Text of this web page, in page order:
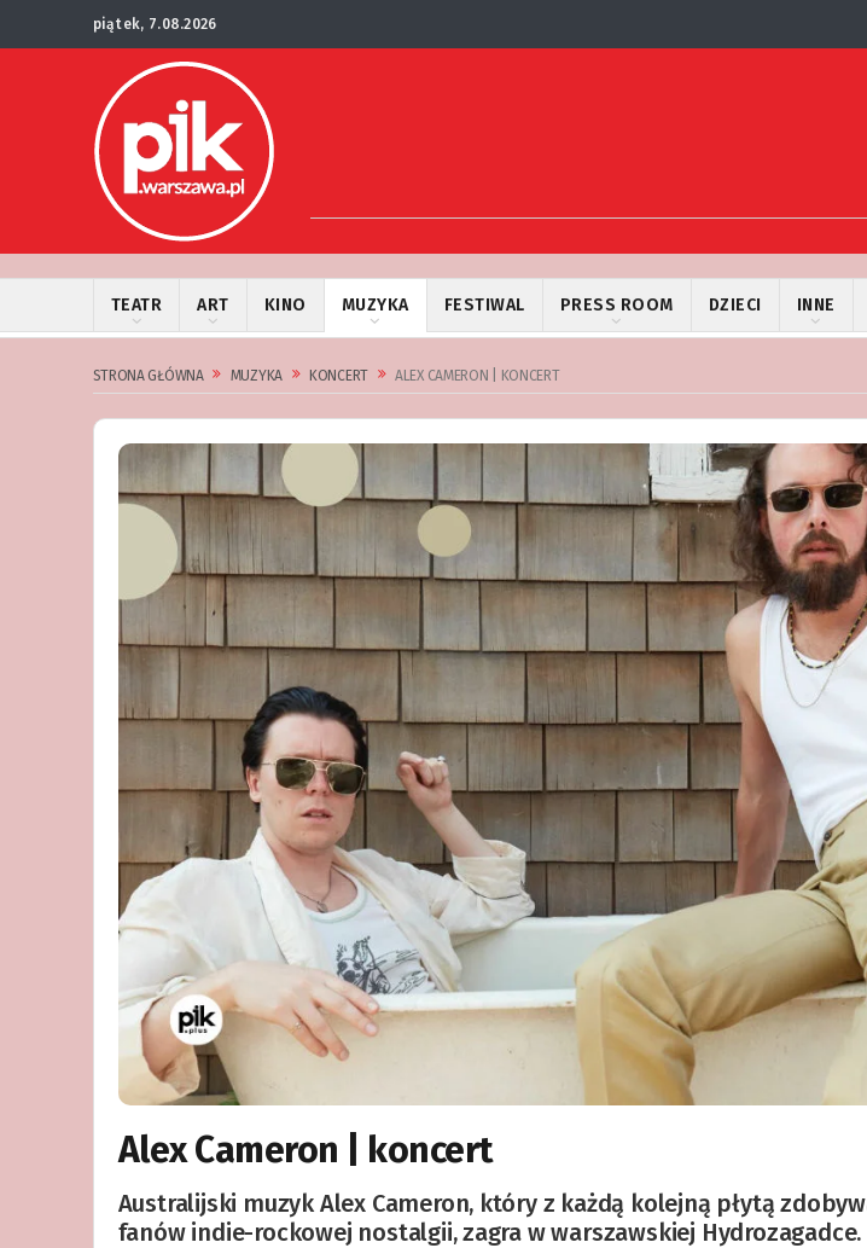
piątek, 7.08.2026
TEATR ART KINO MUZYKA FESTIWAL PRESS ROOM DZIECI INNE
STRONA GŁÓWNA MUZYKA KONCERT ALEX CAMERON | KONCERT
Alex Cameron | koncert
Australijski muzyk Alex Cameron, który z każdą kolejną płytą
fanów indie-rockowej nostalgii, zagra w warszawskiej Hydrozagadce.